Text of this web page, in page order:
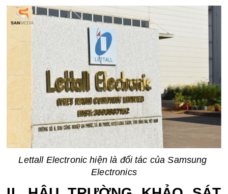
Lettall Electronic hiện là đối tác của Samsung
Electronics